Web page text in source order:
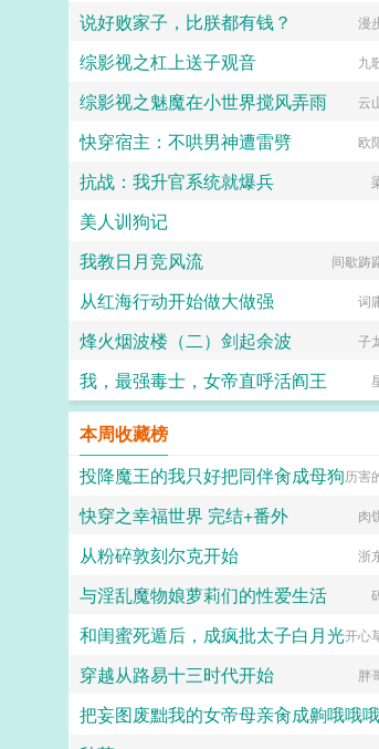
说好败家子，比朕都有钱？ 漫
综影视之杠上送子观音 九
综影视之魅魔在小世界搅风弄雨 云
快穿宿主：不哄男神遭雷劈 欧
抗战：我升官系统就爆兵
美人训狗记
我教日月竞风流 间歇踌
从红海行动开始做大做强 词
烽火烟波楼（二）剑起余波 子
我，最强毒士，女帝直呼活阎王
本周收藏榜
投降魔王的我只好把同伴肏成母狗历害
快穿之幸福世界 完结+番外 肉
从粉碎敦刻尔克开始 浙
与淫乱魔物娘萝莉们的性爱生活
和闺蜜死遁后，成疯批太子白月光开心
穿越从路易十三时代开始 胖